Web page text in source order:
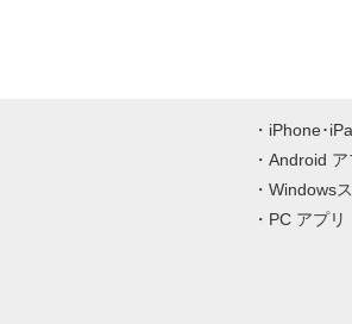
iPhone･
Android ア
Windows
PC アプリ